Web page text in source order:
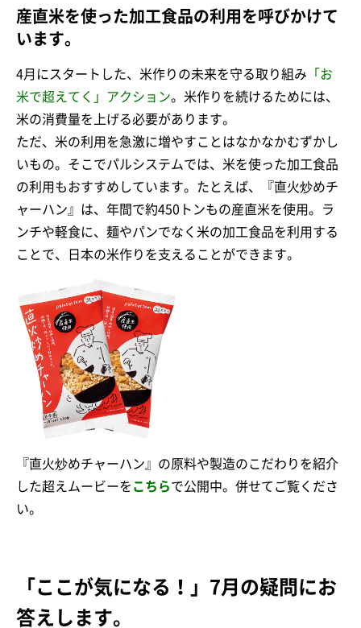
産直米を使った加工食品の利用を呼びかけて
います。
4月にスタートした、米作りの未来を守る取り組み 「お
米で超えてく」アクション。米作りを続けるためには、
米の消費量を上げる必要があります。
ただ、米の利用を急激に増やすことはなかなかむずかし
いもの。そこでパルシステムでは、米を使った加工食品
の利用もおすすめしています。たとえば、『直火炒めチ
ャーハン』は、年間で約450トンもの産直米を使用。ラ
ンチや軽食に、麺やパンでなく米の加工食品を利用する
ことで、日本の米作りを支えることができます。
『直火炒めチャーハン』の原料や製造のこだわりを紹介
した超えムービーを こちらで公開中。併せてご覧くださ
い。
「ここが気になる！」7月の疑問にお
答えします。